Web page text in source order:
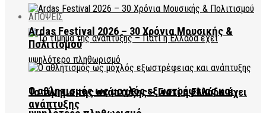
ΑΠΟΨΕΙΣ
Το τίμημα της ανάπτυξης – Γιατί η Ελλάδα έχει
Ardas Festival 2026 – 30 Χρόνια Μουσικής &
Πολιτισμού
Ο αθλητισμός ως μοχλός εξωστρέφειας και
ανάπτυξης